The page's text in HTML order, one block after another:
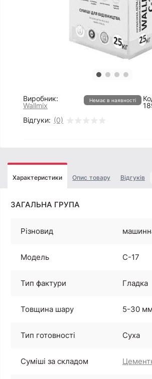
Виробник:
Wallmix
Відгуки: (0)
Немає в наявності
Характеристики Опис товару Відгуків
ЗАГАЛЬНА ГРУПА
Різновид
Модель C-17
Тип фактури Гладка
Товщина шару 5-30 мм
Тип готовності Суха
Суміші за складом